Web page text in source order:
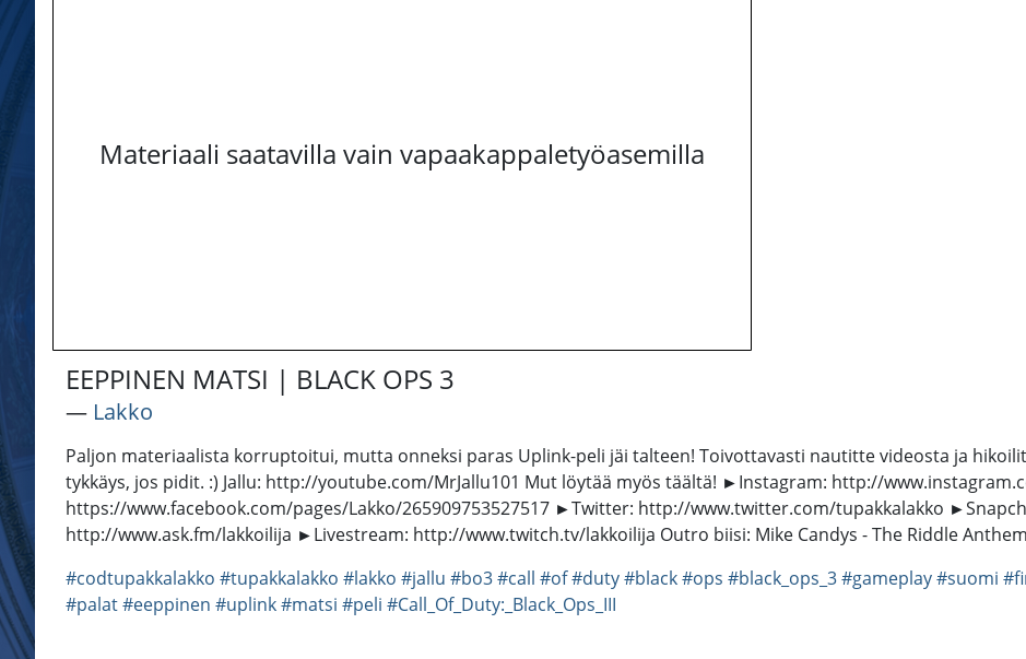
Materiaali saatavilla vain vapaakappaletyöasemilla
EEPPINEN MATSI | BLACK OPS 3
― Lakko
Paljon materiaalista korruptoitui, mutta onneksi paras Uplink-peli jäi talteen! Toivottavasti nautitte videosta ja
tykkäys, jos pidit. :) Jallu: http://youtube.com/MrJallu101 Mut löytää myös täältä! ►Instagram: http://
https://www.facebook.com/pages/Lakko/265909753527517 ►Twitter: http://www.twitter.com/tupakkalakko
http://www.ask.fm/lakkoilija ►Livestream: http://www.twitch.tv/lakkoilija Outro biisi: Mike Candys - The Riddle Anthem
#codtupakkalakko #tupakkalakko #lakko #jallu #bo3#call #of#duty#black#ops #black_ops_3#gameplay#suomi
#palat#eeppinen #uplink#matsi #peli #Call_Of_Duty:_Black_Ops_III